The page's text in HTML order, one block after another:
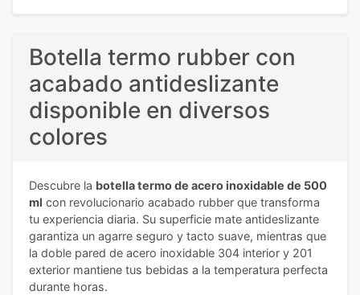
Botella termo rubber con
acabado antideslizante
disponible en diversos
colores
Descubre la botella termo de acero inoxidable de 500
ml con revolucionario acabado rubber que transforma
tu experiencia diaria. Su superficie mate antideslizante
garantiza un agarre seguro y tacto suave, mientras que
la doble pared de acero inoxidable 304 interior y 201
exterior mantiene tus bebidas a la temperatura perfecta
durante horas.